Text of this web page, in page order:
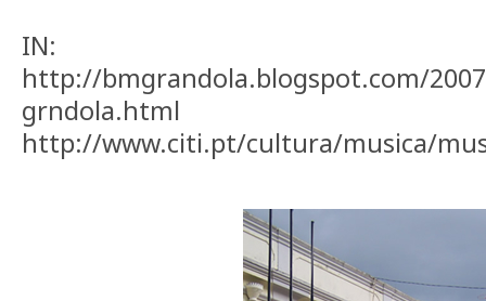
IN:
http://bmgrandola.blogspot.com/
grndola.html
http://www.citi.pt/cultura/musica/